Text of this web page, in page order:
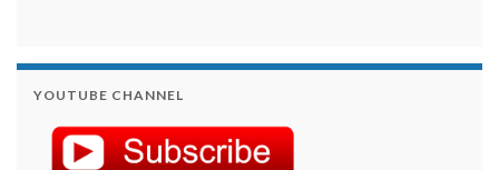
YOUTUBE CHANNEL